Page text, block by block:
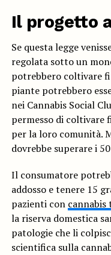
Il progetto
Se questa legge
regolata sotto un
potrebbero coltivare
piante potrebbero
nei Cannabis Social
permesso di coltivare
per la loro comunità.
dovrebbe superare i
Il consumatore
addosso e tenere 15
pazienti con cannabis
la riserva domestica
patologie che li
scientifica sulla